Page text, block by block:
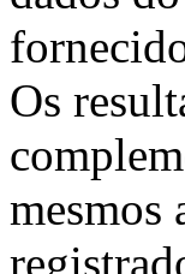
Os
mesmos